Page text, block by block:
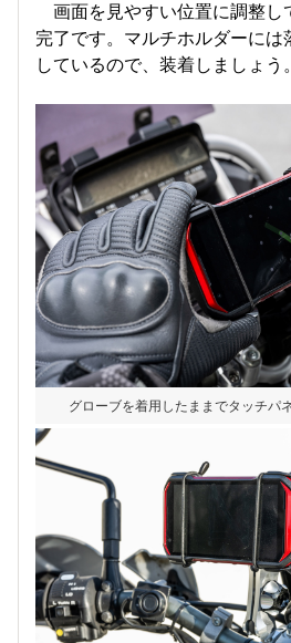
画面を見やすい位置に調整し
完了です。マルチホルダーに
しているので、装着しましょう。
グローブを着用したままでタッチパ